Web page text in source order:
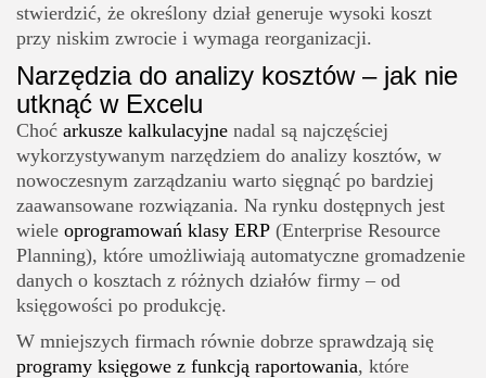
stwierdzić, że określony dział generuje wysoki koszt
przy niskim zwrocie i wymaga reorganizacji.
Narzędzia do analizy kosztów – jak nie
utknąć w Excelu
Choć arkusze kalkulacyjne nadal są najczęściej
wykorzystywanym narzędziem do analizy kosztów, w
nowoczesnym zarządzaniu warto sięgnąć po bardziej
zaawansowane rozwiązania. Na rynku dostępnych jest
wiele oprogramowań klasy ERP (Enterprise Resource
Planning), które umożliwiają automatyczne gromadzenie
danych o kosztach z różnych działów firmy – od
księgowości po produkcję.
W mniejszych firmach równie dobrze sprawdzają się
programy księgowe z funkcją raportowania, które